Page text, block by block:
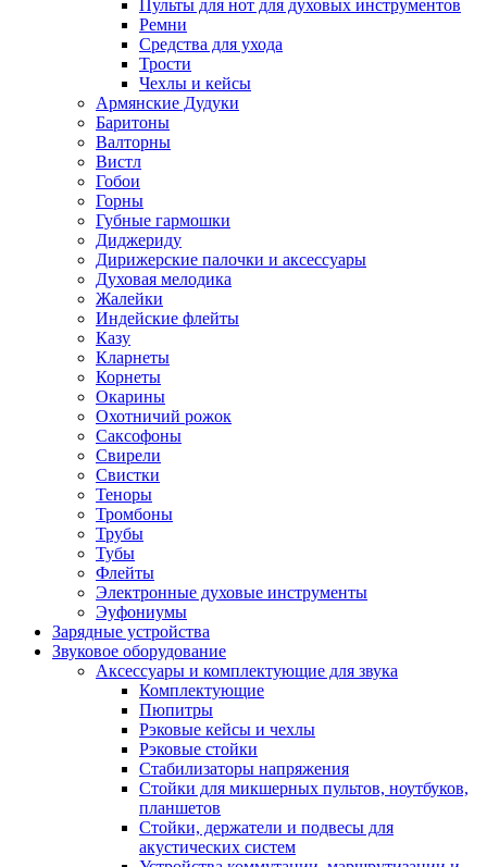
Пульты для нот для духовых инструментов
Ремни
Средства для ухода
Трости
Чехлы и кейсы
Армянские Дудуки
Баритоны
Валторны
Вистл
Гобои
Горны
Губные гармошки
Диджериду
Дирижерские палочки и аксессуары
Духовая мелодика
Жалейки
Индейские флейты
Казу
Кларнеты
Корнеты
Окарины
Охотничий рожок
Саксофоны
Свирели
Свистки
Теноры
Тромбоны
Трубы
Тубы
Флейты
Электронные духовые инструменты
Эуфониумы
Зарядные устройства
Звуковое оборудование
Аксессуары и комплектующие для звука
Комплектующие
Пюпитры
Рэковые кейсы и чехлы
Рэковые стойки
Стабилизаторы напряжения
Стойки для микшерных пультов, ноутбуков,
планшетов
Стойки, держатели и подвесы для
акустических систем